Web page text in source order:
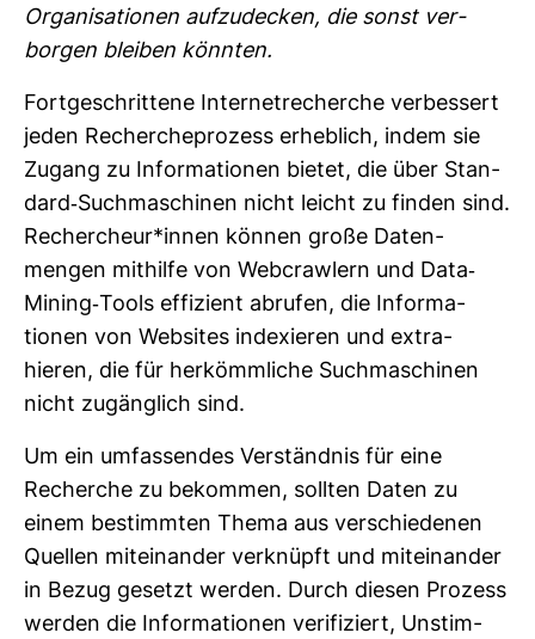
Orga­ni­sa­tionen auf­zu­de­cken, die sonst ver­
borgen bleiben könnten.
Fort­ge­schrit­tene Inter­net­re­cherche ver­bes­sert
jeden Recher­che­pro­zess erheb­lich, indem sie
Zugang zu Infor­ma­tionen bietet, die über Stan­
dard-​Such­ma­schinen nicht leicht zu finden sind.
Recher­cheur*innen können große Daten­
mengen mit­hilfe von Web­craw­lern und Data-​
Mining-​Tools effi­zient abrufen, die Infor­ma­
tionen von Web­sites inde­xieren und extra­
hieren, die für her­kömm­liche Such­ma­schinen
nicht zugäng­lich sind.
Um ein umfas­sendes Ver­ständnis für eine
Recherche zu bekommen, sollten Daten zu
einem bestimmten Thema aus ver­schie­denen
Quellen mit­ein­ander ver­knüpft und mit­ein­ander
in Bezug gesetzt werden. Durch diesen Pro­zess
werden die Infor­ma­tionen veri­fi­ziert, Unstim­